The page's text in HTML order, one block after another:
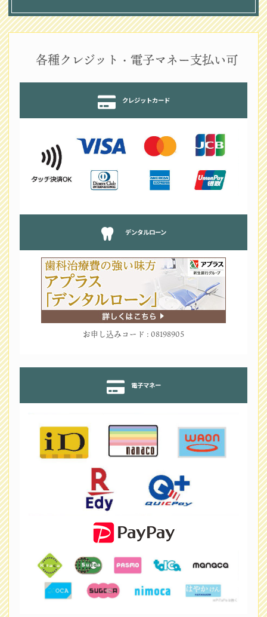
各種クレジット・電子マネー支払い可
クレジットカード
デンタルローン
お申し込みコード : 08198905
電子マネー